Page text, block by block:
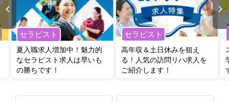
セラピスト
夏入職求人増加中！魅力的
なセラピスト求人は早いも
の勝ちです！
セラピスト
高年収＆土日休みを狙え
る！人気の訪問リハ求人を
ご紹介します！